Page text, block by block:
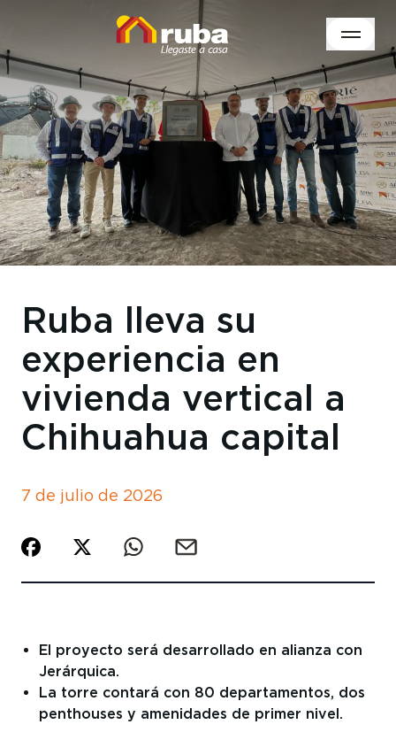
Ruba lleva su
experiencia en
vivienda vertical a
Chihuahua capital
7 de julio de 2026
El proyecto será desarrollado en alianza con
Jerárquica.
La torre contará con 80 departamentos, dos
penthouses y amenidades de primer nivel.